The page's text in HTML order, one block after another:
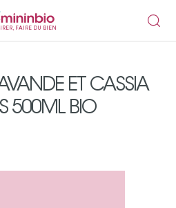
FAIRE DU BIEN
ET CASSIA
500ML BIO